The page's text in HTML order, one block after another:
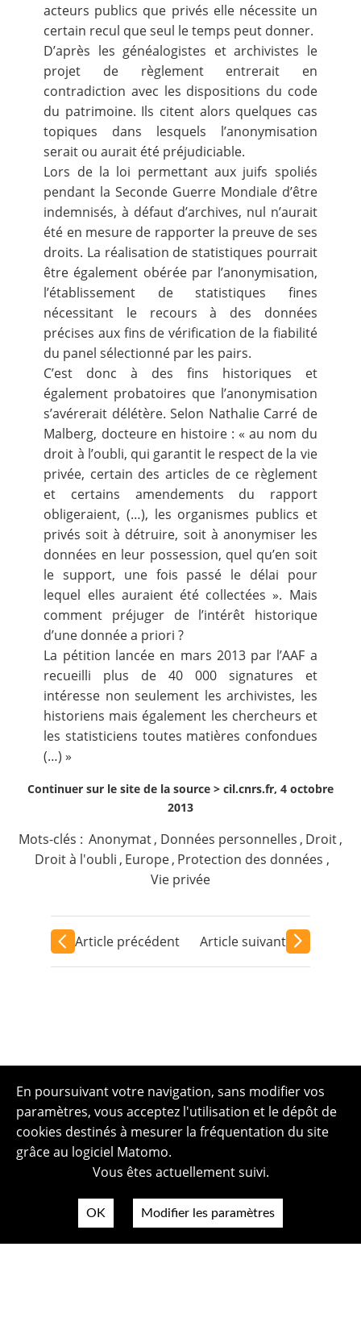
acteurs publics que privés elle nécessite un
certain recul que seul le temps peut donner.
D’après les généalogistes et archivistes le
projet de règlement entrerait en
contradiction avec les dispositions du code
du patrimoine. Ils citent alors quelques cas
topiques dans lesquels l’anonymisation
serait ou aurait été préjudiciable.
Lors de la loi permettant aux juifs spoliés
pendant la Seconde Guerre Mondiale d’être
indemnisés, à défaut d’archives, nul n’aurait
été en mesure de rapporter la preuve de ses
droits. La réalisation de statistiques pourrait
être également obérée par l’anonymisation,
l’établissement de statistiques fines
nécessitant le recours à des données
précises aux fins de vérification de la fiabilité
du panel sélectionné par les pairs.
C’est donc à des fins historiques et
également probatoires que l’anonymisation
s’avérerait délétère. Selon Nathalie Carré de
Malberg, docteure en histoire : « au nom du
droit à l’oubli, qui garantit le respect de la vie
privée, certain des articles de ce règlement
et certains amendements du rapport
obligeraient, (…), les organismes publics et
privés soit à détruire, soit à anonymiser les
données en leur possession, quel qu’en soit
le support, une fois passé le délai pour
lequel elles auraient été collectées ». Mais
comment préjuger de l’intérêt historique
d’une donnée a priori ?
La pétition lancée en mars 2013 par l’AAF a
recueilli plus de 40 000 signatures et
intéresse non seulement les archivistes, les
historiens mais également les chercheurs et
les statisticiens toutes matières confondues
(…) »
Continuer sur le site de la source > cil.cnrs.fr, 4 octobre
2013
Mots-clés : Anonymat, Données personnelles , Droit,
Droit à l'oubli , Europe, Protection des données ,
Vie privée
Article précédent Article suivant
En poursuivant votre navigation, sans modifier vos
paramètres, vous acceptez l'utilisation et le dépôt de
cookies destinés à mesurer la fréquentation du site
grâce au logiciel Matomo.
Vous êtes actuellement suivi.
OK Modifier les paramètres